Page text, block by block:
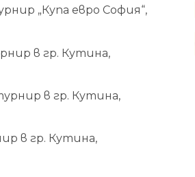
„Купа евро София“,
в гр. Кутина,
в гр. Кутина,
в гр. Кутина,